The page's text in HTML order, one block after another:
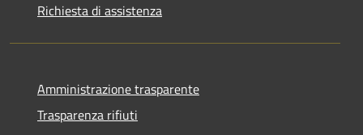
Richiesta di assistenza
Amministrazione trasparente
Trasparenza rifiuti